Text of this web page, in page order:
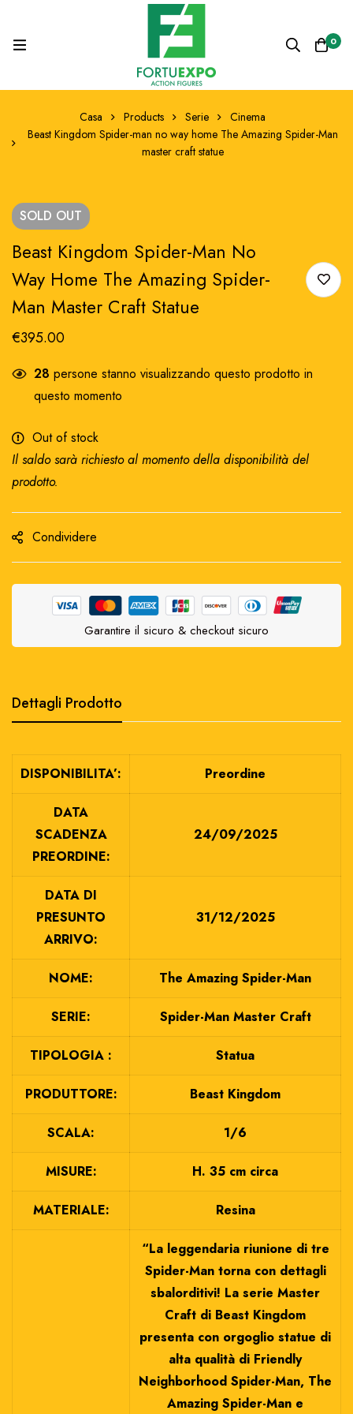
0
Casa Products Serie
Cinema
Beast Kingdom Spider-man no way home The Amazing Spider-Man
master craft statue
SOLD OUT
Beast Kingdom Spider-Man No
Way Home The Amazing Spider-
Man Master Craft Statue
€395.00
28 persone stanno visualizzando questo prodotto in
questo momento
Out of stock
Il saldo sarà richiesto al momento della disponibilità del
prodotto.
Condividere
Garantire il sicuro & checkout sicuro
Dettagli Prodotto
DISPONIBILITA’: Preordine
DATA
SCADENZA
PREORDINE:
24/09/2025
DATA DI
PRESUNTO
ARRIVO:
31/12/2025
NOME: The Amazing Spider-Man
SERIE: Spider-Man Master Craft
TIPOLOGIA : Statua
PRODUTTORE: Beast Kingdom
SCALA: 1/6
MISURE: H. 35 cm circa
MATERIALE: Resina
“La leggendaria riunione di tre
Spider-Man torna con dettagli
sbalorditivi! La serie Master
Craft di Beast Kingdom
presenta con orgoglio statue di
alta qualità di Friendly
Neighborhood Spider-Man, The
Amazing Spider-Man e